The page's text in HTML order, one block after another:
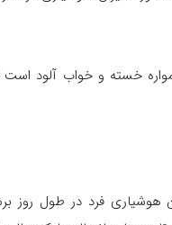
خسته و خواب آلود
فرد در طول روز